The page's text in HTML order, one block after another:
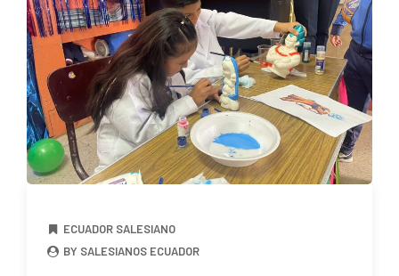
ECUADOR SALESIANO
BY SALESIANOS ECUADOR